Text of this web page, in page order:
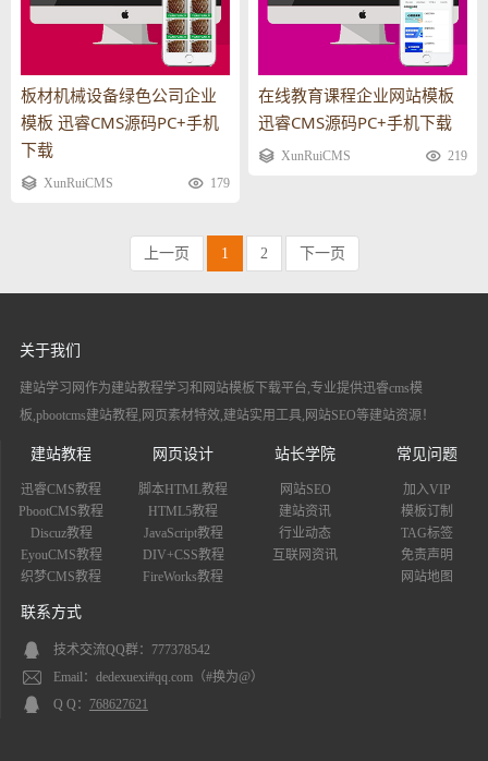
板材机械设备绿色公司企业
模板 迅睿CMS源码PC+手机
下载
XunRuiCMS 179
在线教育课程企业网站模板
迅睿CMS源码PC+手机下载
XunRuiCMS 219
上一页 1 2 下一页
关于我们
建站学习网作为建站教程学习和网站模板下载平台,专业提供迅睿cms模
板,pbootcms建站教程,网页素材特效,建站实用工具,网站SEO等建站资源！
建站教程
迅睿CMS教程
PbootCMS教程
Discuz教程
EyouCMS教程
织梦CMS教程
网页设计
脚本HTML教程
HTML5教程
JavaScript教程
DIV+CSS教程
FireWorks教程
站长学院
网站SEO
建站资讯
行业动态
互联网资讯
常见问题
加入VIP
模板订制
TAG标签
免责声明
网站地图
联系方式
技术交流QQ群：777378542
Email：dedexuexi#qq.com（#换为@）
Q Q： 768627621